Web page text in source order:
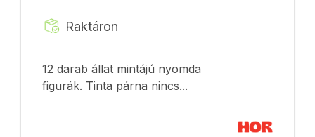
Raktáron
12 darab állat mintájú nyomda
figurák. Tinta párna nincs...